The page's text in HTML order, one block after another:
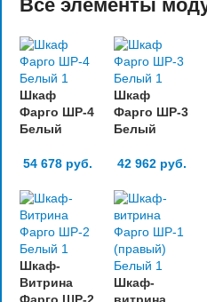
Все элементы
Шкаф
Фарго ШР-4
Белый
54 678 руб.
Шкаф
Фарго ШР-3
Белый
42 962 руб.
Шкаф-
Витрина
Шкаф-